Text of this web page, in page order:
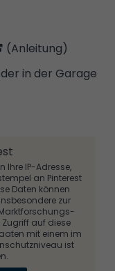
(Anleitung)
in der Garage
Ihre IP-Adresse,
an Pinterest
Daten können
zur
Zugriff auf diese
mit einem im
ist